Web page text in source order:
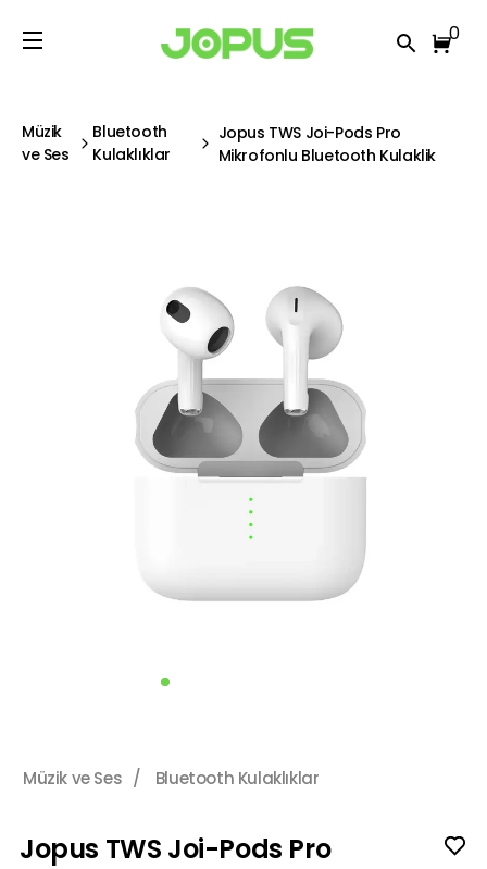
0
Müzik
ve Ses
Bluetooth
Kulaklıklar
Jopus TWS Joi-Pods Pro
Mikrofonlu Bluetooth Kulaklik
Müzik ve Ses / Bluetooth Kulaklıklar
Jopus TWS Joi-Pods Pro